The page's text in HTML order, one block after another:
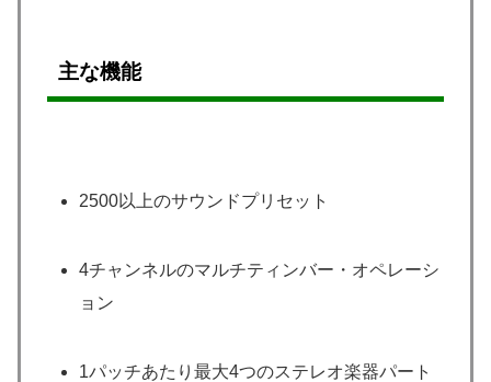
主な機能
2500以上のサウンドプリセット
4チャンネルのマルチティンバー・オペレーシ
ョン
1パッチあたり最大4つのステレオ楽器パート